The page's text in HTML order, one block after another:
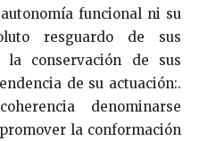
funcional ni su
resguardo de sus
la conservación de sus
de su actuación:.
denominarse
la conformación